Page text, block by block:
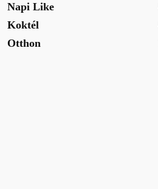
Napi Like
Koktél
Otthon